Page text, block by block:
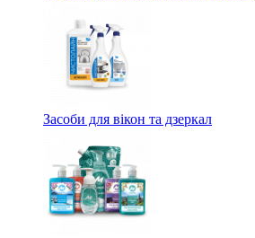
Засоби для вікон та дзеркал